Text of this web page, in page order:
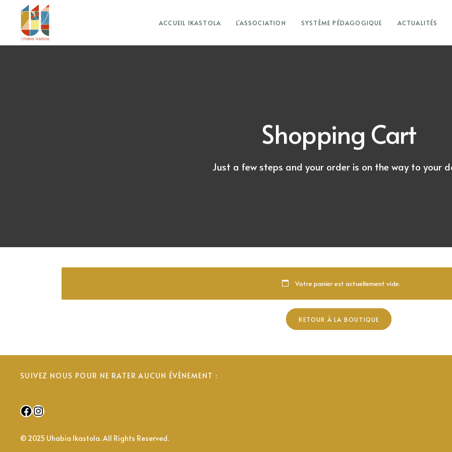
ACCUEIL IKASTOLA L’ASSOCIATION SYSTÈME PÉDAGOGIQUE ACTUALITÉS
Shopping Cart
Just a few steps and your order is on the way to your
Votre panier est actuellement vide.
RETOUR À LA BOUTIQUE
SUIVEZ NOUS POUR NE RATER AUCUN ÉVÈNEMENT :
Facebook
Instagram
© 2025 Uhabia Ikastola. All Rights Reserved.